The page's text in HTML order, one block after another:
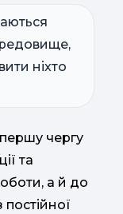
ніхто
чергу
та
а й до